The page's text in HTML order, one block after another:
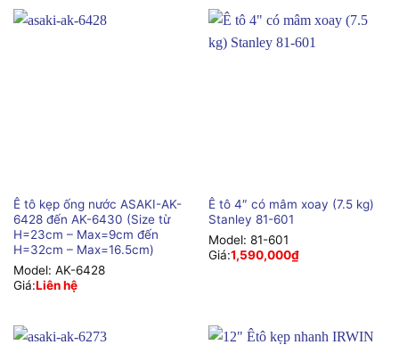
Ê tô kẹp ống nước ASAKI-AK-
6428 đến AK-6430 (Size từ
H=23cm – Max=9cm đến
H=32cm – Max=16.5cm)
Model: AK-6428
Giá:Liên hệ
Ê tô 4″ có mâm xoay (7.5 kg)
Stanley 81-601
Model: 81-601
Giá:1,590,000₫